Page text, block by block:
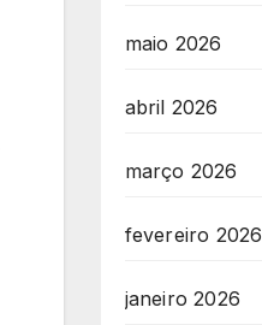
maio 2026
abril 2026
março 2026
fevereiro 2026
janeiro 2026